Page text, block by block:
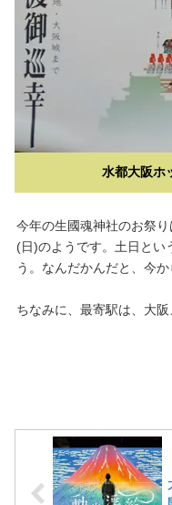
水都大阪ホ
今年の生國魂神社のお祭
(日)のようです。土日とい
う。なんだかんだと、今か
ちなみに、最寄駅は、大